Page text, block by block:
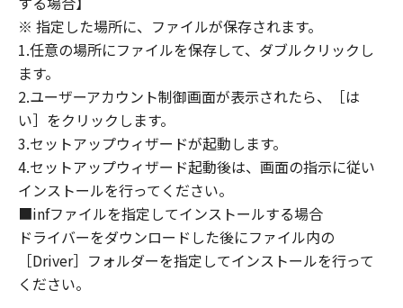
CONSEQUENTIAL DAMAGES, OR PERSONAL
INJURY OR DEATH RESULTING FROM
NEGLIGENCE ON THE PART OF THE SELLER,
SO THE ABOVE LIMITATION OR EXCLUSION
MAY NOT APPLY TO YOU.
[RELEASE OF LIABILITY] TO THE FULL
EXTENT PERMITTED BY APPLICABLE LAW,
YOU HEREBY RELEASE CANON, CANON'S
SUBSIDIARIES AND AFFILIATES, THEIR
DISTRIBUTORS, DEALERS AND CANON'S
LICENSORS FROM ANY AND ALL LIABILITY
ARISING FROM OR RELATED TO ALL CLAIMS
CONCERNING THE SOFTWARE OR ITS USE.
8. TERM
※ 指定した場所に、ファイルが保存されます。
1.任意の場所にファイルを保存して、ダブルクリックし
ます。
2.ユーザーアカウント制御画面が表示されたら、［は
い］をクリックします。
3.セットアップウィザードが起動します。
4.セットアップウィザード起動後は、画面の指示に従い
インストールを行ってください。
■infファイルを指定してインストールする場合
ドライバーをダウンロードした後にファイル内の
［Driver］フォルダーを指定してインストールを行って
ください。